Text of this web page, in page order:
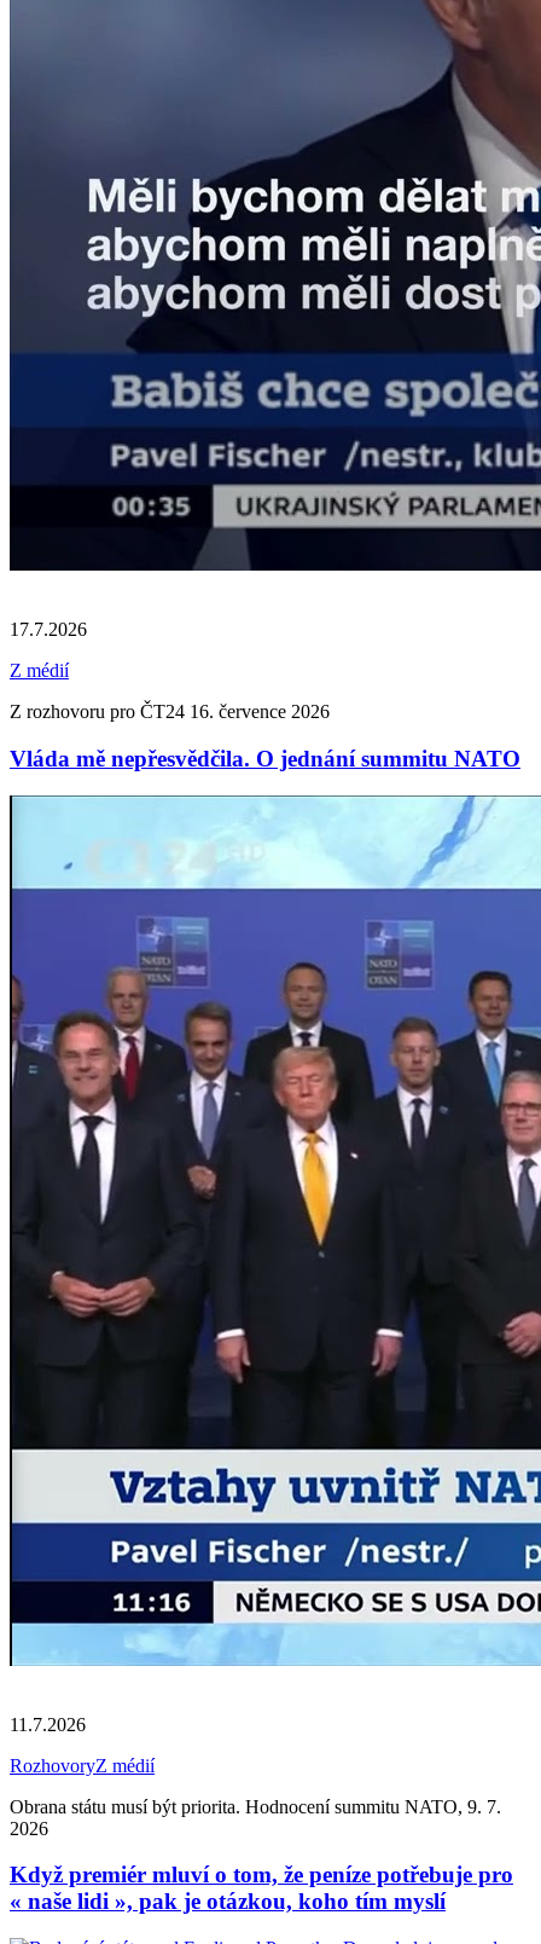
17.7.2026
Z médií
Z rozhovoru pro ČT24 16. července 2026
Vláda mě nepřesvědčila. O jednání summitu NATO
11.7.2026
RozhovoryZ médií
Obrana státu musí být priorita. Hodnocení summitu NATO, 9. 7.
2026
Když premiér mluví o tom, že peníze potřebuje pro
« naše lidi », pak je otázkou, koho tím myslí